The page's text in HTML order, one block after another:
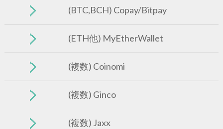
(BTC,BCH) Copay/Bitpay
(ETH他) MyEtherWallet
(複数) Coinomi
(複数) Ginco
(複数) Jaxx